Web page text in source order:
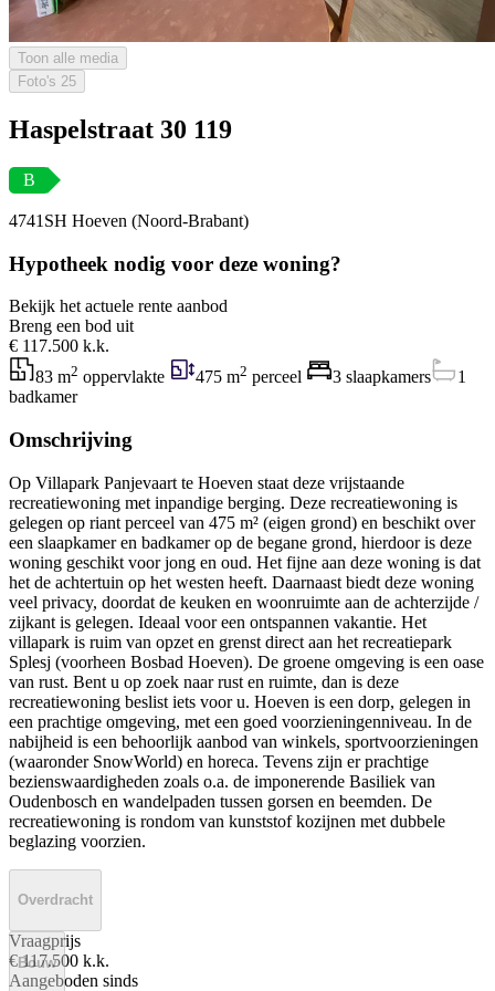
Toon alle media
Foto's 25
Haspelstraat 30 119
B
4741SH Hoeven (Noord-Brabant)
Hypotheek nodig voor deze woning?
Bekijk het actuele rente aanbod
Breng een bod uit
€ 117.500 k.k.
83 m2 oppervlakte 475 m2 perceel 3 slaapkamers
1
badkamer
Omschrijving
Op Villapark Panjevaart te Hoeven staat deze vrijstaande
recreatiewoning met inpandige berging. Deze recreatiewoning is
gelegen op riant perceel van 475 m² (eigen grond) en beschikt over
een slaapkamer en badkamer op de begane grond, hierdoor is deze
woning geschikt voor jong en oud. Het fijne aan deze woning is dat
het de achtertuin op het westen heeft. Daarnaast biedt deze woning
veel privacy, doordat de keuken en woonruimte aan de achterzijde /
zijkant is gelegen. Ideaal voor een ontspannen vakantie. Het
villapark is ruim van opzet en grenst direct aan het recreatiepark
Splesj (voorheen Bosbad Hoeven). De groene omgeving is een oase
van rust. Bent u op zoek naar rust en ruimte, dan is deze
recreatiewoning beslist iets voor u. Hoeven is een dorp, gelegen in
een prachtige omgeving, met een goed voorzieningenniveau. In de
nabijheid is een behoorlijk aanbod van winkels, sportvoorzieningen
(waaronder SnowWorld) en horeca. Tevens zijn er prachtige
bezienswaardigheden zoals o.a. de imponerende Basiliek van
Oudenbosch en wandelpaden tussen gorsen en beemden. De
recreatiewoning is rondom van kunststof kozijnen met dubbele
beglazing voorzien.
Overdracht
Vraagprijs
€ 117.500 k.k.
Aangeboden sinds
Bouw